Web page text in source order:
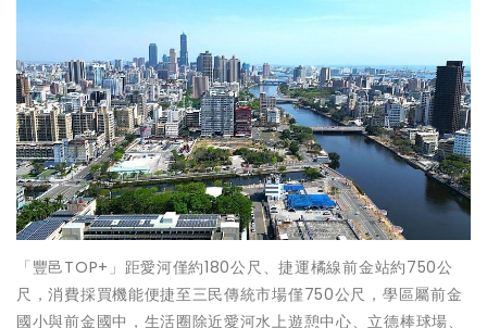
「豐邑TOP+」距愛河僅約180公尺、捷運橘線前金站約750公
尺，消費採買機能便捷至三民傳統市場僅750公尺，學區屬前金
國小與前金國中，生活圈除近愛河水上遊憩中心、立德棒球場、